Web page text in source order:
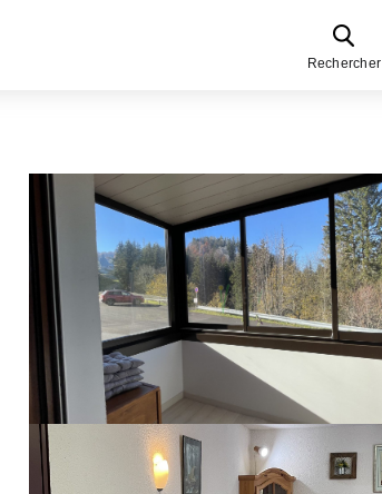
Rechercher